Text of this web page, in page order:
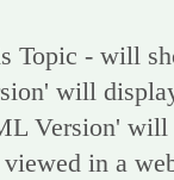
Topic - will
will
Version'
in a